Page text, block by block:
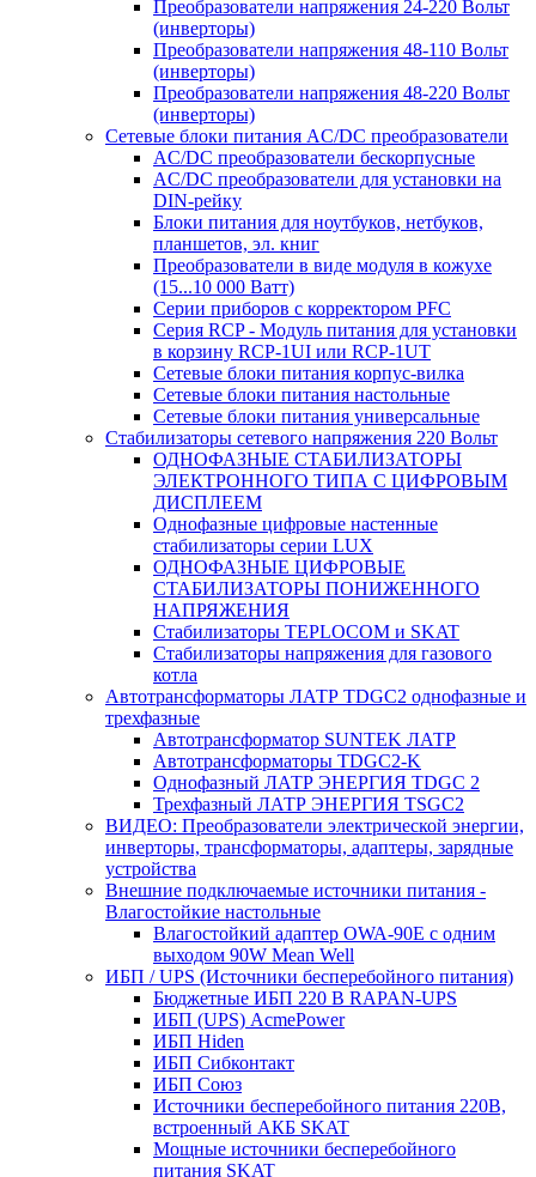
Преобразователи напряжения 24-220 Вольт
(инверторы)
Преобразователи напряжения 48-110 Вольт
(инверторы)
Преобразователи напряжения 48-220 Вольт
(инверторы)
Сетевые блоки питания AC/DC преобразователи
AC/DC преобразователи бескорпусные
AC/DC преобразователи для установки на
DIN-рейку
Блоки питания для ноутбуков, нетбуков,
планшетов, эл. книг
Преобразователи в виде модуля в кожухе
(15...10 000 Ватт)
Серии приборов с корректором PFC
Серия RCP - Модуль питания для установки
в корзину RCP-1UI или RCP-1UT
Сетевые блоки питания корпус-вилка
Сетевые блоки питания настольные
Сетевые блоки питания универсальные
Стабилизаторы сетевого напряжения 220 Вольт
ОДНОФАЗНЫЕ СТАБИЛИЗАТОРЫ
ЭЛЕКТРОННОГО ТИПА С ЦИФРОВЫМ
ДИСПЛЕЕМ
Однофазные цифровые настенные
стабилизаторы серии LUX
ОДНОФАЗНЫЕ ЦИФРОВЫЕ
СТАБИЛИЗАТОРЫ ПОНИЖЕННОГО
НАПРЯЖЕНИЯ
Стабилизаторы TEPLOCOM и SKAT
Стабилизаторы напряжения для газового
котла
Автотрансформаторы ЛАТР TDGC2 однофазные и
трехфазные
Автотрансформатор SUNTEK ЛАТР
Автотрансформаторы TDGC2-K
Однофазный ЛАТР ЭНЕРГИЯ TDGC 2
Трехфазный ЛАТР ЭНЕРГИЯ TSGC2
ВИДЕО: Преобразователи электрической энергии,
инверторы, трансформаторы, адаптеры, зарядные
устройства
Внешние подключаемые источники питания -
Влагостойкие настольные
Влагостойкий адаптер OWA-90E с одним
выходом 90W Mean Well
ИБП / UPS (Источники бесперебойного питания)
Бюджетные ИБП 220 В RAPAN-UPS
ИБП (UPS) AcmePower
ИБП Hiden
ИБП Сибконтакт
ИБП Союз
Источники бесперебойного питания 220В,
встроенный АКБ SKAT
Мощные источники бесперебойного
питания SKAT